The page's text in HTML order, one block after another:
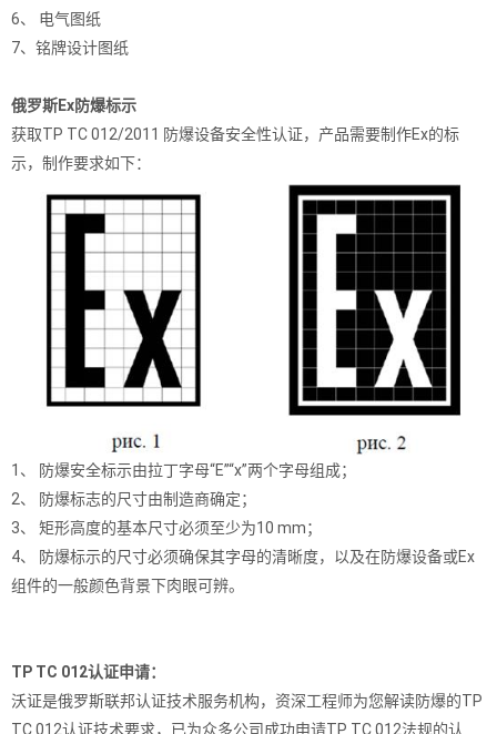
6、
电气图纸
7、铭牌设计图纸
俄罗斯Ex防爆标示
获取TP TC 012/2011 防爆设备安全性认证，产品需要制作Ex的标
示，制作要求如下：
1、
防爆安全标示由拉丁字母“E”“x”两个字母组成；
2、
防爆标志的尺寸由制造商确定；
3、
矩形高度的基本尺寸必须至少为10 mm；
4、
防爆标示的尺寸必须确保其字母的清晰度，以及在防爆设备或Ex
组件的一般颜色背景下肉眼可辨。
TP TC 012认证申请：
沃证是俄罗斯联邦认证技术服务机构，资深工程师为您解读防爆的TP
TC 012认证技术要求，已为众多公司成功申请TP TC 012法规的认